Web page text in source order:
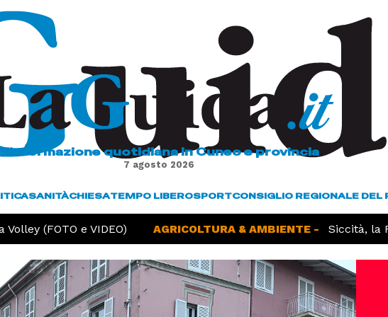
L'informazione quotidiana in Cuneo e provincia
7 agosto 2026
SANITÀCHIESATEMPO LIBEROSPORTCONSIGLIO REGIONALE DEL
(FOTO e VIDEO) AGRICOLTURA & AMBIENTE - Siccità, la